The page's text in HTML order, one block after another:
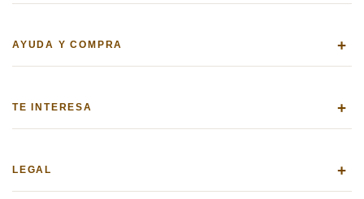
AYUDA Y COMPRA +
TE INTERESA +
LEGAL +